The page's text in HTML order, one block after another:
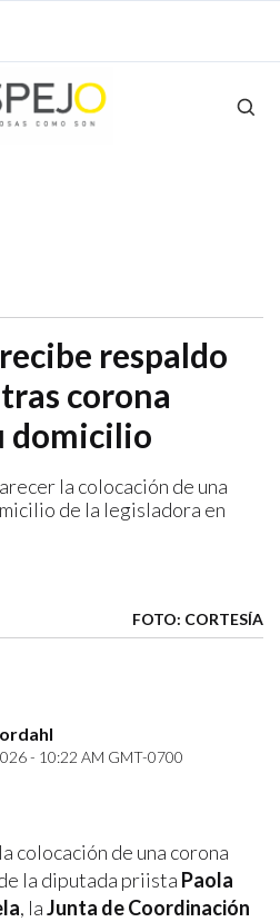
respaldo
corona
domicilio
la colocación de una
de la legisladora en
FOTO: CORTESÍA
- 10:22 AM GMT-0700
colocación de una corona
la diputada priista Paola
, laJunta de Coordinación